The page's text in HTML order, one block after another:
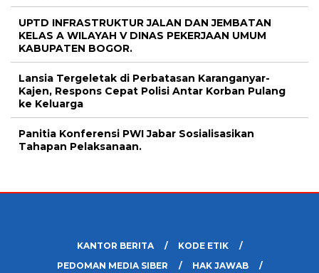
UPTD INFRASTRUKTUR JALAN DAN JEMBATAN
KELAS A WILAYAH V DINAS PEKERJAAN UMUM
KABUPATEN BOGOR.
Lansia Tergeletak di Perbatasan Karanganyar-
Kajen, Respons Cepat Polisi Antar Korban Pulang
ke Keluarga
Panitia Konferensi PWI Jabar Sosialisasikan
Tahapan Pelaksanaan.
KANTOR BERITA
KODE ETIK
PEDOMAN MEDIA SIBER
HAK JAWAB